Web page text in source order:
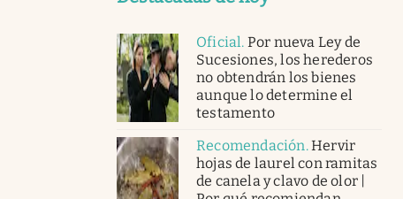
Oficial. Por nueva Ley de
Sucesiones, los herederos
no obtendrán los bienes
aunque lo determine el
testamento
Recomendación.Hervir
hojas de laurel con ramitas
de canela y clavo de olor |